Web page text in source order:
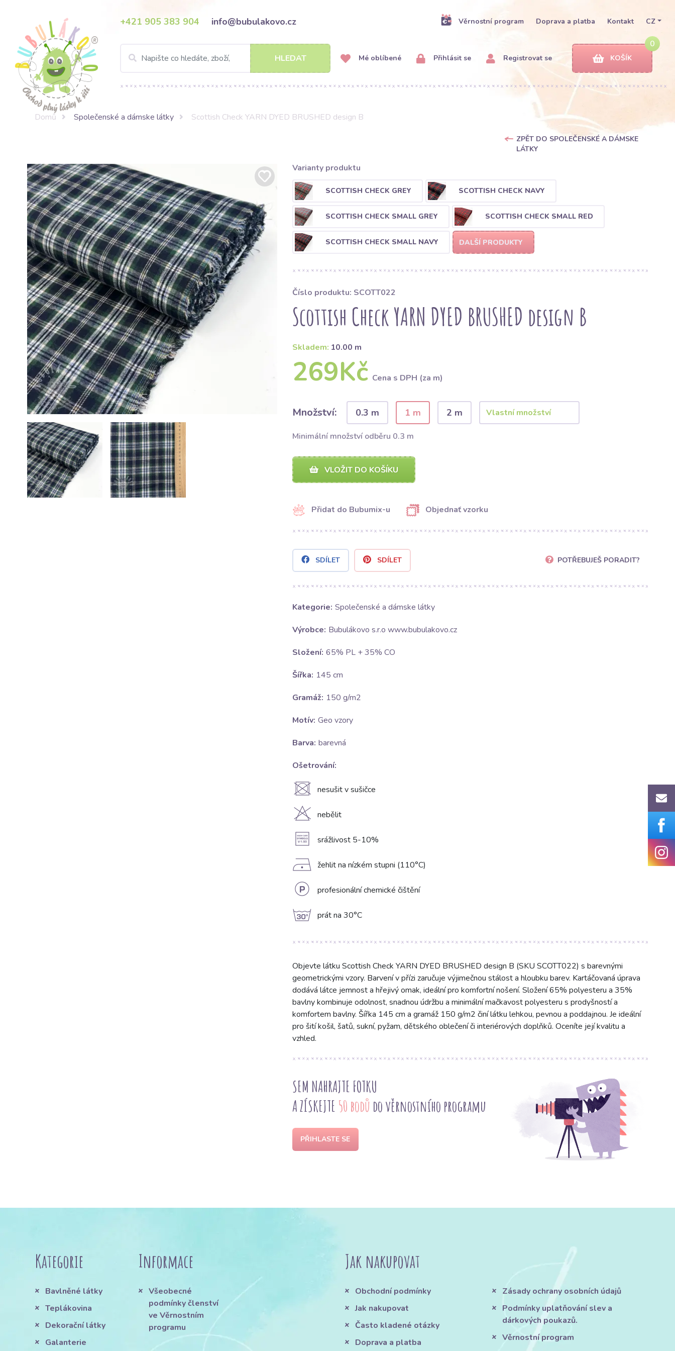
+421 905 383 904 info@bubulakovo.cz Věrnostní program Doprava a platba Kontakt CZ
HLEDAT Mé oblíbené Přihlásit se Registrovat se
0
KOŠÍK
Domů Společenské a dámske látky Scottish Check YARN DYED BRUSHED design B
ZPĚT DO SPOLEČENSKÉ A DÁMSKE
LÁTKY
Varianty produktu
SCOTTISH CHECK GREY SCOTTISH CHECK NAVY
SCOTTISH CHECK SMALL GREY SCOTTISH CHECK SMALL RED
SCOTTISH CHECK SMALL NAVY DALŠÍ PRODUKTY
Číslo produktu: SCOTT022
Scottish Check YARN DYED BRUSHED design B
Skladem: 10.00 m
269Kč Cena s DPH (za m)
Množství: 0.3 m 1 m 2 m
Minimální množství odběru 0.3 m
VLOŽIT DO KOŠÍKU
Přidat do Bubumix-u Objednať vzorku
SDÍLET SDÍLET POTŘEBUJEŠ PORADIT?
Kategorie: Společenské a dámske látky
Výrobce: Bubulákovo s.r.o www.bubulakovo.cz
Složení: 65% PL + 35% CO
Šířka: 145 cm
Gramáž: 150 g/m2
Motív: Geo vzory
Barva: barevná
Ošetrování:
U nesušit v sušičce
H nebělit
A srážlivost 5-10%
D žehlit na nízkém stupni (110°C)
L profesionální chemické čištění
g prát na 30°C
Objevte látku Scottish Check YARN DYED BRUSHED design B (SKU SCOTT022) s barevnými
geometrickými vzory. Barvení v přízi zaručuje výjimečnou stálost a hloubku barev. Kartáčovaná úprava
dodává látce jemnost a hřejivý omak, ideální pro komfortní nošení. Složení 65% polyesteru a 35%
bavlny kombinuje odolnost, snadnou údržbu a minimální mačkavost polyesteru s prodyšností a
komfortem bavlny. Šířka 145 cm a gramáž 150 g/m2 činí látku lehkou, pevnou a poddajnou. Je ideální
pro šití košil, šatů, sukní, pyžam, dětského oblečení či interiérových doplňků. Oceníte její kvalitu a
vzhled.
SEM NAHRAJTE FOTKU
A ZÍSKEJTE 50 bodů do věrnostního programu
PŘIHLASTE SE
Kategorie
Bavlněné látky
Teplákovina
Dekorační látky
Galanterie
Informace
Všeobecné
podmínky členství
ve Věrnostním
programu
Jak nakupovat
Obchodní podmínky
Jak nakupovat
Často kladené otázky
Doprava a platba
Zásady ochrany osobních údajů
Podmínky uplatňování slev a
dárkových poukazů.
Věrnostní program